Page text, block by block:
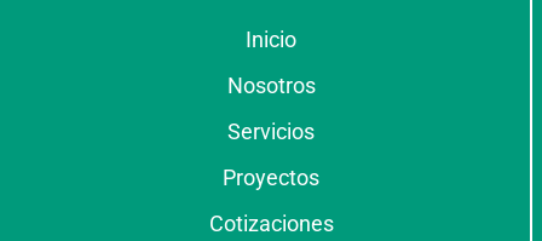
Inicio
Nosotros
Servicios
Proyectos
Cotizaciones